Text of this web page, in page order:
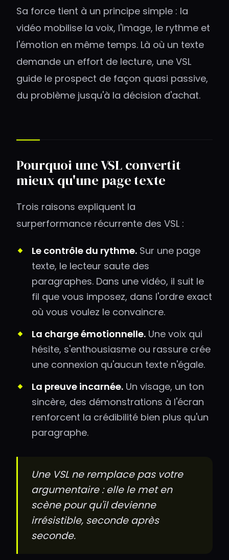
Sa force tient à un principe simple : la
vidéo mobilise la voix, l'image, le rythme et
l'émotion en même temps. Là où un texte
demande un effort de lecture, une VSL
guide le prospect de façon quasi passive,
du problème jusqu'à la décision d'achat.
Pourquoi une VSL convertit
mieux qu'une page texte
Trois raisons expliquent la
surperformance récurrente des VSL :
Le contrôle du rythme. Sur une page
texte, le lecteur saute des
paragraphes. Dans une vidéo, il suit le
fil que vous imposez, dans l'ordre exact
où vous voulez le convaincre.
La charge émotionnelle. Une voix qui
hésite, s'enthousiasme ou rassure crée
une connexion qu'aucun texte n'égale.
La preuve incarnée. Un visage, un ton
sincère, des démonstrations à l'écran
renforcent la crédibilité bien plus qu'un
paragraphe.
Une VSL ne remplace pas votre
argumentaire : elle le met en
scène pour qu'il devienne
irrésistible, seconde après
seconde.